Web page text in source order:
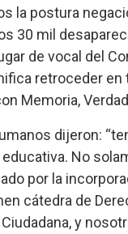
la postura
30 mil
de vocal del
retroceder
Memoria,
dijeron:
No
por la
cátedra de
y